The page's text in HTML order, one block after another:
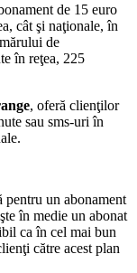
de 15 euro
cât şi naţionale, în
de
în reţea, 225
, oferă clienţilor
sau sms-uri în
un abonament
în medie un abonat
ca în cel mai bun
către acest plan